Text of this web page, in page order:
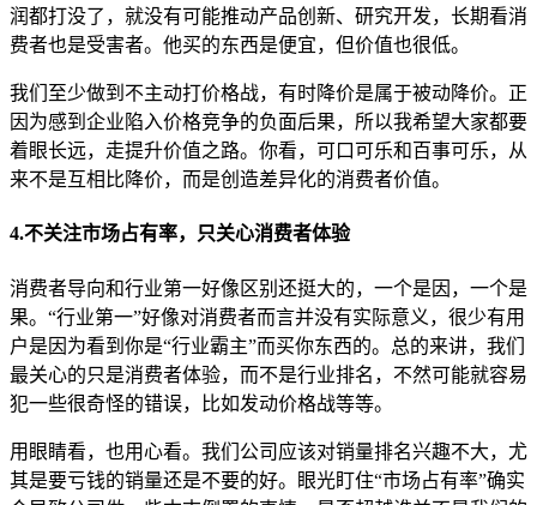
润都打没了，就没有可能推动产品创新、研究开发，长期看消
费者也是受害者。他买的东西是便宜，但价值也很低。
我们至少做到不主动打价格战，有时降价是属于被动降价。正
因为感到企业陷入价格竞争的负面后果，所以我希望大家都要
着眼长远，走提升价值之路。你看，可口可乐和百事可乐，从
来不是互相比降价，而是创造差异化的消费者价值。
4.不关注市场占有率，只关心消费者体验
消费者导向和行业第一好像区别还挺大的，一个是因，一个是
果。“行业第一”好像对消费者而言并没有实际意义，很少有用
户是因为看到你是“行业霸主”而买你东西的。总的来讲，我们
最关心的只是消费者体验，而不是行业排名，不然可能就容易
犯一些很奇怪的错误，比如发动价格战等等。
用眼睛看，也用心看。我们公司应该对销量排名兴趣不大，尤
其是要亏钱的销量还是不要的好。眼光盯住“市场占有率”确实